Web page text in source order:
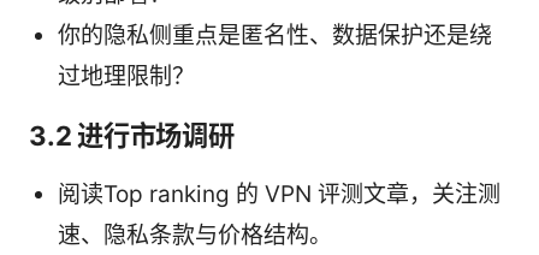
你的隐私侧重点是匿名性、数据保护还是绕
过地理限制？
3.2 进行市场调研
阅读Top ranking 的 VPN 评测文章，关注测
速、隐私条款与价格结构。